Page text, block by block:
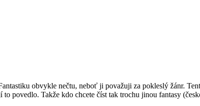
obvykle nečtu, neboť ji považuji za pokleslý žánr.
povedlo. Takže kdo chcete číst tak trochu jinou fantasy